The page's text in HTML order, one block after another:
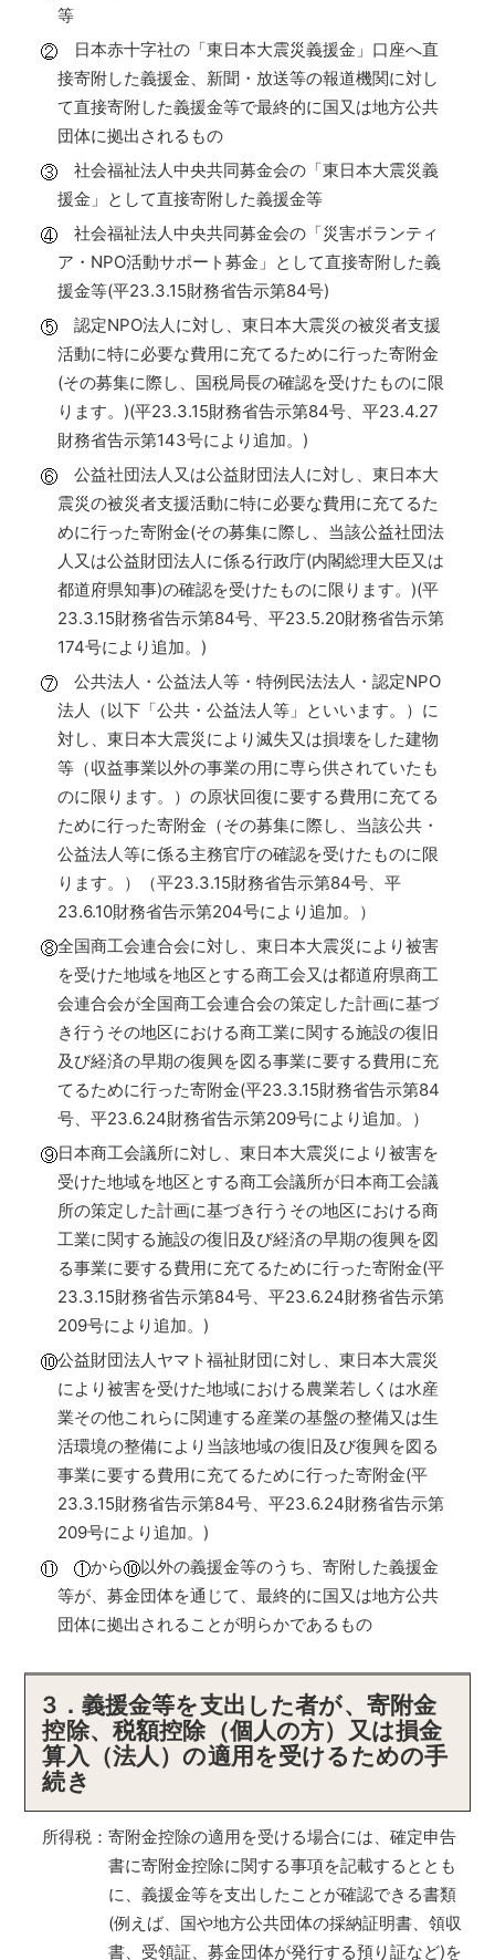
等
日本赤十字社の「東日本大震災義援金」口座へ直
接寄附した義援金、新聞・放送等の報道機関に対し
て直接寄附した義援金等で最終的に国又は地方公共
団体に拠出されるもの
社会福祉法人中央共同募金会の「東日本大震災義
援金」として直接寄附した義援金等
社会福祉法人中央共同募金会の「災害ボランティ
ア・NPO活動サポート募金」として直接寄附した義
援金等(平23.3.15財務省告示第84号)
認定NPO法人に対し、東日本大震災の被災者支援
活動に特に必要な費用に充てるために行った寄附金
(その募集に際し、国税局長の確認を受けたものに限
ります。)(平23.3.15財務省告示第84号、平23.4.27
財務省告示第143号により追加。)
公益社団法人又は公益財団法人に対し、東日本大
震災の被災者支援活動に特に必要な費用に充てるた
めに行った寄附金(その募集に際し、当該公益社団法
人又は公益財団法人に係る行政庁(内閣総理大臣又は
都道府県知事)の確認を受けたものに限ります。)(平
23.3.15財務省告示第84号、平23.5.20財務省告示第
174号により追加。)
公共法人・公益法人等・特例民法法人・認定NPO
法人（以下「公共・公益法人等」といいます。）に
対し、東日本大震災により滅失又は損壊をした建物
等（収益事業以外の事業の用に専ら供されていたも
のに限ります。）の原状回復に要する費用に充てる
ために行った寄附金（その募集に際し、当該公共・
公益法人等に係る主務官庁の確認を受けたものに限
ります。）（平23.3.15財務省告示第84号、平
23.6.10財務省告示第204号により追加。）
全国商工会連合会に対し、東日本大震災により被害
を受けた地域を地区とする商工会又は都道府県商工
会連合会が全国商工会連合会の策定した計画に基づ
き行うその地区における商工業に関する施設の復旧
及び経済の早期の復興を図る事業に要する費用に充
てるために行った寄附金(平23.3.15財務省告示第84
号、平23.6.24財務省告示第209号により追加。）
日本商工会議所に対し、東日本大震災により被害を
受けた地域を地区とする商工会議所が日本商工会議
所の策定した計画に基づき行うその地区における商
工業に関する施設の復旧及び経済の早期の復興を図
る事業に要する費用に充てるために行った寄附金(平
23.3.15財務省告示第84号、平23.6.24財務省告示第
209号により追加。)
公益財団法人ヤマト福祉財団に対し、東日本大震災
により被害を受けた地域における農業若しくは水産
業その他これらに関連する産業の基盤の整備又は生
活環境の整備により当該地域の復旧及び復興を図る
事業に要する費用に充てるために行った寄附金(平
23.3.15財務省告示第84号、平23.6.24財務省告示第
209号により追加。)
から
以外の義援金等のうち、寄附した義援金
等が、募金団体を通じて、最終的に国又は地方公共
団体に拠出されることが明らかであるもの
3．義援金等を支出した者が、寄附金
控除、税額控除（個人の方）又は損金
算入（法人）の適用を受けるための手
続き
所得税：寄附金控除の適用を受ける場合には、確定申告
書に寄附金控除に関する事項を記載するととも
に、義援金等を支出したことが確認できる書類
(例えば、国や地方公共団体の採納証明書、領収
書、受領証、募金団体が発行する預り証など)を